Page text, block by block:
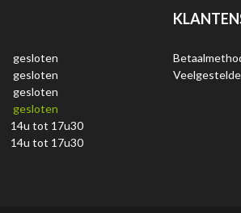
gesloten
gesloten
gesloten
gesloten
14u tot 17u30
14u tot 17u30